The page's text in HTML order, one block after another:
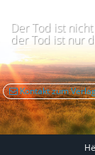
Der Tod ist
der Tod ist nur
Kontakt zum